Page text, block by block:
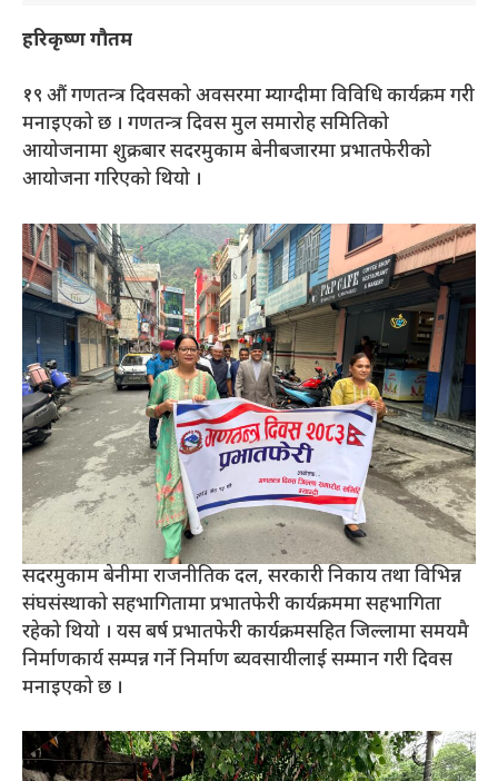
हरिकृष्ण गौतम
१९ औं गणतन्त्र दिवसको अवसरमा म्याग्दीमा विविधि कार्यक्रम गरी
मनाइएको छ । गणतन्त्र दिवस मुल समारोह समितिको
आयोजनामा शुक्रबार सदरमुकाम बेनीबजारमा प्रभातफेरीको
आयोजना गरिएको थियो ।
सदरमुकाम बेनीमा राजनीतिक दल, सरकारी निकाय तथा विभिन्न
संघसंस्थाको सहभागितामा प्रभातफेरी कार्यक्रममा सहभागिता
रहेको थियो । यस बर्ष प्रभातफेरी कार्यक्रमसहित जिल्लामा समयमै
निर्माणकार्य सम्पन्न गर्ने निर्माण ब्यवसायीलाई सम्मान गरी दिवस
मनाइएको छ ।